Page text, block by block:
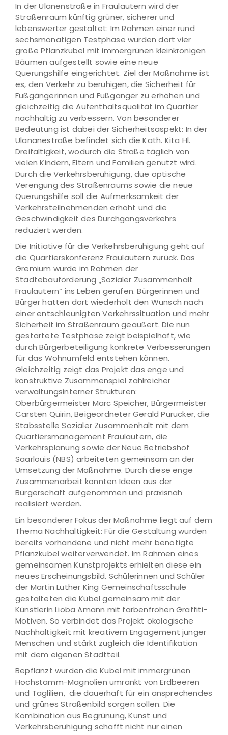
In der Ulanenstraße in Fraulautern wird der
Straßenraum künftig grüner, sicherer und
lebenswerter gestaltet: Im Rahmen einer rund
sechsmonatigen Testphase wurden dort vier
große Pflanzkübel mit immergrünen kleinkronigen
Bäumen aufgestellt sowie eine neue
Querungshilfe eingerichtet. Ziel der Maßnahme ist
es, den Verkehr zu beruhigen, die Sicherheit für
Fußgängerinnen und Fußgänger zu erhöhen und
gleichzeitig die Aufenthaltsqualität im Quartier
nachhaltig zu verbessern. Von besonderer
Bedeutung ist dabei der Sicherheitsaspekt: In der
Ulananestraße befindet sich die Kath. Kita Hl.
Dreifaltigkeit, wodurch die Straße täglich von
vielen Kindern, Eltern und Familien genutzt wird.
Durch die Verkehrsberuhigung, due optische
Verengung des Straßenraums sowie die neue
Querungshilfe soll die Aufmerksamkeit der
Verkehrsteilnehmenden erhöht und die
Geschwindigkeit des Durchgangsverkehrs
reduziert werden.
Die Initiative für die Verkehrsberuhigung geht auf
die Quartierskonferenz Fraulautern zurück. Das
Gremium wurde im Rahmen der
Städtebauförderung „Sozialer Zusammenhalt
Fraulautern“ ins Leben gerufen. Bürgerinnen und
Bürger hatten dort wiederholt den Wunsch nach
einer entschleunigten Verkehrssituation und mehr
Sicherheit im Straßenraum geäußert. Die nun
gestartete Testphase zeigt beispielhaft, wie
durch Bürgerbeteiligung konkrete Verbesserungen
für das Wohnumfeld entstehen können.
Gleichzeitig zeigt das Projekt das enge und
konstruktive Zusammenspiel zahlreicher
verwaltungsinterner Strukturen:
Oberbürgermeister Marc Speicher, Bürgermeister
Carsten Quirin, Beigeordneter Gerald Purucker, die
Stabsstelle Sozialer Zusammenhalt mit dem
Quartiersmanagement Fraulautern, die
Verkehrsplanung sowie der Neue Betriebshof
Saarlouis (NBS) arbeiteten gemeinsam an der
Umsetzung der Maßnahme. Durch diese enge
Zusammenarbeit konnten Ideen aus der
Bürgerschaft aufgenommen und praxisnah
realisiert werden.
Ein besonderer Fokus der Maßnahme liegt auf dem
Thema Nachhaltigkeit: Für die Gestaltung wurden
bereits vorhandene und nicht mehr benötigte
Pflanzkübel weiterverwendet. Im Rahmen eines
gemeinsamen Kunstprojekts erhielten diese ein
neues Erscheinungsbild. Schülerinnen und Schüler
der Martin Luther King Gemeinschaftsschule
gestalteten die Kübel gemeinsam mit der
Künstlerin Lioba Amann mit farbenfrohen Graffiti-
Motiven. So verbindet das Projekt ökologische
Nachhaltigkeit mit kreativem Engagement junger
Menschen und stärkt zugleich die Identifikation
mit dem eigenen Stadtteil.
Bepflanzt wurden die Kübel mit immergrünen
Hochstamm-Magnolien umrankt von Erdbeeren
und Taglilien, die dauerhaft für ein ansprechendes
und grünes Straßenbild sorgen sollen. Die
Kombination aus Begrünung, Kunst und
Verkehrsberuhigung schafft nicht nur einen